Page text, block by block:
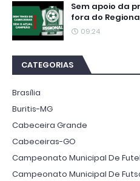
Sem apoio da
fora do
09:24
CATEGORIAS
Brasília
Buritis-MG
Cabeceira Grande
Cabeceiras-GO
Campeonato Municipal De
Campeonato Municipal De